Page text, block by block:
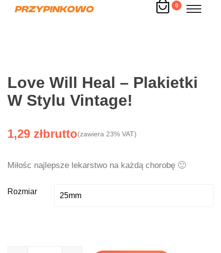
0
Love Will Heal – Plakietki
W Stylu Vintage!
1,29 zł (zawiera 23% VAT)
Miłośc najlepsze lekarstwo na każdą chorobę 🙂
Rozmiar